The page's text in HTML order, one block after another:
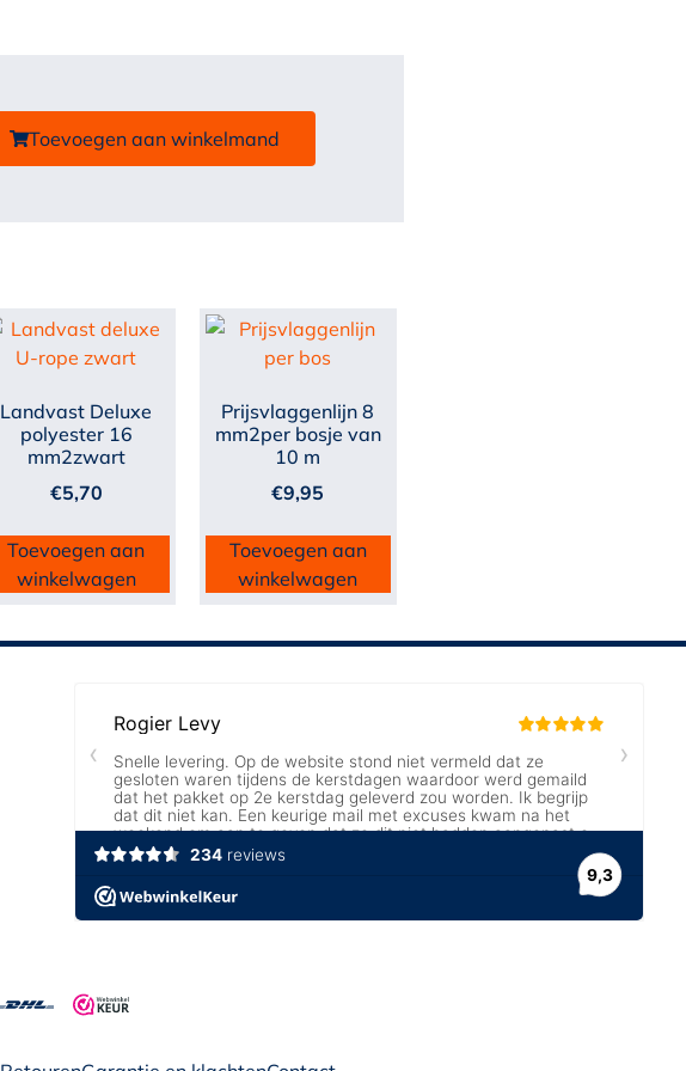
Toevoegen aan winkelmand
Landvast Deluxe
polyester 16
mm2zwart
€5,70
Toevoegen aan
winkelwagen
Prijsvlaggenlijn 8
mm2per bosje van
10 m
€9,95
Toevoegen aan
winkelwagen